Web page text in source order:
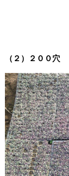
（２）２００穴